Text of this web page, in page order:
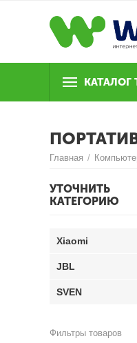
КАТАЛОГ
Главная /
УТОЧНИТЬ
КАТЕГОРИЮ
Xiaomi
JBL
SVEN
Фильтры товаров